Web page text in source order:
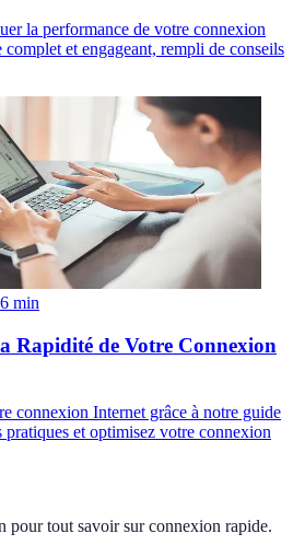
la performance de votre connexion
et engageant, rempli de conseils
6 min
Rapidité de Votre Connexion
connexion Internet grâce à notre guide
pratiques et optimisez votre connexion
pour tout savoir sur connexion rapide.